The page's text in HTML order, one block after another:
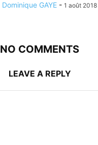
Dominique GAYE - 1 août 2018
NO COMMENTS
LEAVE A REPLY